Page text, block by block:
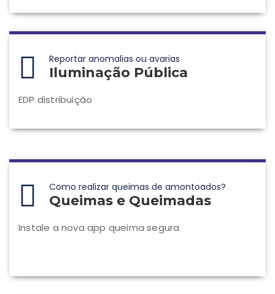
Reportar anomalias ou avarias
Iluminação Pública
EDP distribuição
Como realizar queimas de amontoados?
Queimas e Queimadas
Instale a nova app queima segura